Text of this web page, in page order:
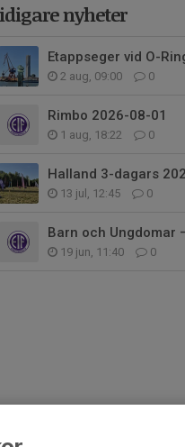
nyheter
Etappseger vid O-
2 aug, 09:00 0
Rimbo 2026-08-01
1 aug, 18:22 0
Halland 3-dagars
13 jul, 12:45 0
Barn och Ungdomar
19 jun, 11:40 0